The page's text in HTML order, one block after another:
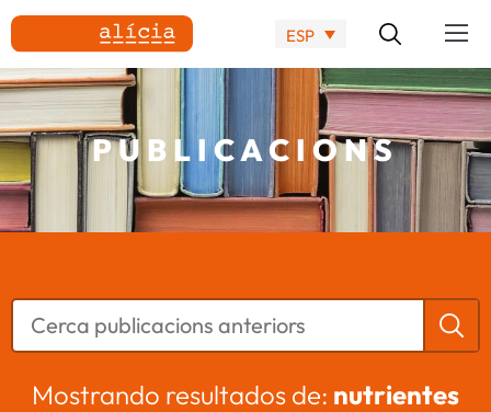
ESP
PUBLICACIONS
Mostrando resultados de: nutrientes